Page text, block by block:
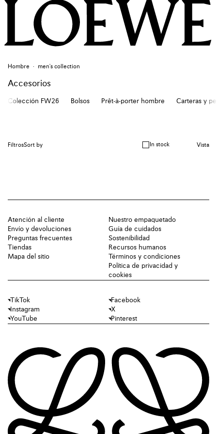
Hombre men's collection
Accesorios
Colección FW26 Bolsos Prêt-à-porter hombre Carteras y
FiltrosSort by In stock Vista
Atención al cliente
Envío y devoluciones
Preguntas frecuentes
Tiendas
Mapa del sitio
Nuestro empaquetado
Guía de cuidados
Sostenibilidad
Recursos humanos
Términos y condiciones
Política de privacidad y
cookies
TikTok
Facebook
Instagram
X
YouTube
Pinterest